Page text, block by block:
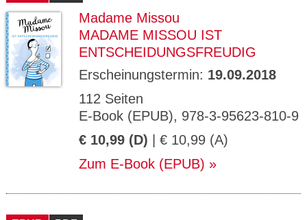
Madame Missou
MADAME MISSOU IST
ENTSCHEIDUNGSFREUDIG
Erscheinungstermin: 19.09.2018
112 Seiten
E-Book (EPUB), 978-3-95623-810-9
€ 10,99 (D) | € 10,99 (A)
Zum E-Book (EPUB)
GV_CO
OKIES
gabal-
Speichert den Zustimmungsstatus des
Domäne.